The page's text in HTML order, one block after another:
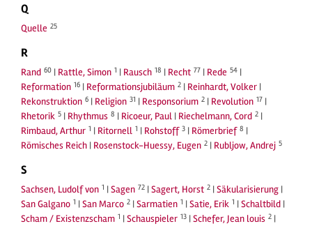
Q
Quelle 25
R
Rand 60 | Rattle, Simon 1 | Rausch 18 | Recht 77 | Rede 54 |
Reformation 16 | Reformationsjubiläum 2 | Reinhardt, Volker |
Rekonstruktion 6 | Religion 31 | Responsorium 2 | Revolution 17 |
Rhetorik 5 | Rhythmus 8 | Ricoeur, Paul | Riechelmann, Cord 2 |
Rimbaud, Arthur 1 | Ritornell 1 | Rohstoff 3 | Römerbrief 8 |
Römisches Reich | Rosenstock-Huessy, Eugen 2 | Rubljow, Andrej 5
S
Sachsen, Ludolf von 1 |Sagen 72 |Sagert, Horst 2 |Säkularisierung |
San Galgano 1 |San Marco 2 |Sarmatien 1 |Satie, Erik 1 |Schaltbild |
Scham / Existenzscham 1 |Schauspieler 13 |Schefer, Jean louis 2 |